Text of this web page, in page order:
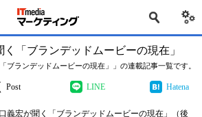
「ブランデッドムービーの現在」
ブランデッドムービーの現在」」の連載記事一覧です。
Post LINE Hatena
義宏が聞く「ブランデッドムービーの現在」（後